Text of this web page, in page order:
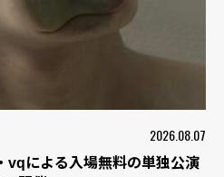
2026.08.07
vqによる入場無料の単独公演